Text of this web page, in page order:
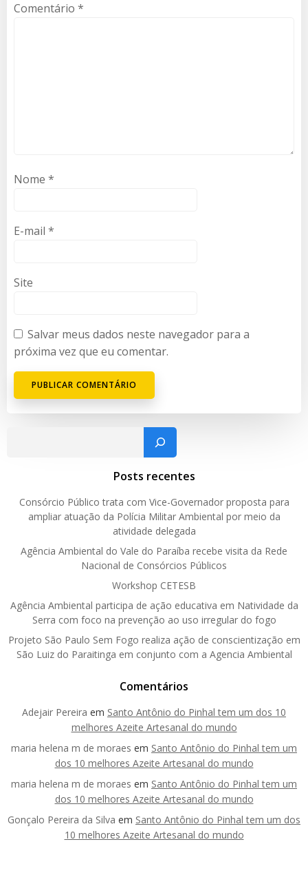
Comentário *
Nome *
E-mail *
Site
Salvar meus dados neste navegador para a
próxima vez que eu comentar.
Pesquisar
Posts recentes
Consórcio Público trata com Vice-Governador proposta para
ampliar atuação da Polícia Militar Ambiental por meio da
atividade delegada
Agência Ambiental do Vale do Paraíba recebe visita da Rede
Nacional de Consórcios Públicos
Workshop CETESB
Agência Ambiental participa de ação educativa em Natividade da
Serra com foco na prevenção ao uso irregular do fogo
Projeto São Paulo Sem Fogo realiza ação de conscientização em
São Luiz do Paraitinga em conjunto com a Agencia Ambiental
Comentários
Adejair Pereira em Santo Antônio do Pinhal tem um dos 10
melhores Azeite Artesanal do mundo
maria helena m de moraes em Santo Antônio do Pinhal tem um
dos 10 melhores Azeite Artesanal do mundo
maria helena m de moraes em Santo Antônio do Pinhal tem um
dos 10 melhores Azeite Artesanal do mundo
Gonçalo Pereira da Silva em Santo Antônio do Pinhal tem um dos
10 melhores Azeite Artesanal do mundo